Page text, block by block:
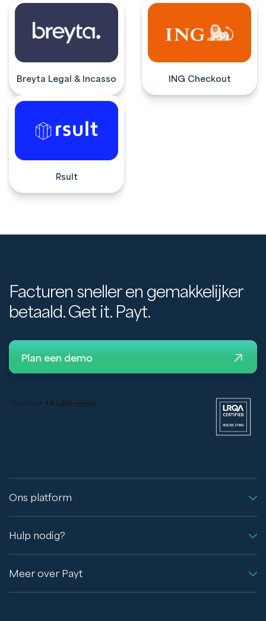
Breyta Legal & Incasso ING Checkout
Rsult
Facturen sneller en gemakkelijker
betaald. Get it. Payt.
Plan een demo
Ons platform
Hulp nodig?
Meer over Payt